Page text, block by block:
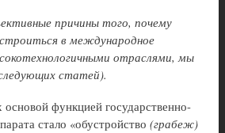
причины того, почему
в международное
отраслями, мы
статей).
основой функцией государственно-
стало «обустройство (грабеж)